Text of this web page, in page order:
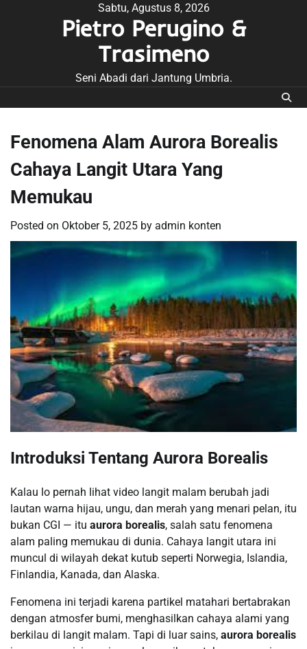
Sabtu, Agustus 8, 2026
Pietro Perugino &
Trasimeno
Seni Abadi dari Jantung Umbria.
Fenomena Alam Aurora Borealis
Cahaya Langit Utara Yang
Memukau
Posted on Oktober 5, 2025 by admin konten
Introduksi Tentang Aurora Borealis
Kalau lo pernah lihat video langit malam berubah jadi
lautan warna hijau, ungu, dan merah yang menari pelan, itu
bukan CGI — itu aurora borealis, salah satu fenomena
alam paling memukau di dunia. Cahaya langit utara ini
muncul di wilayah dekat kutub seperti Norwegia, Islandia,
Finlandia, Kanada, dan Alaska.
Fenomena ini terjadi karena partikel matahari bertabrakan
dengan atmosfer bumi, menghasilkan cahaya alami yang
berkilau di langit malam. Tapi di luar sains, aurora borealis